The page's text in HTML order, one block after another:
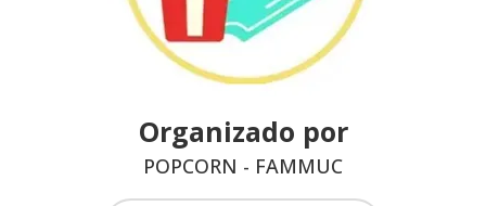
Organizado por
POPCORN - FAMMUC